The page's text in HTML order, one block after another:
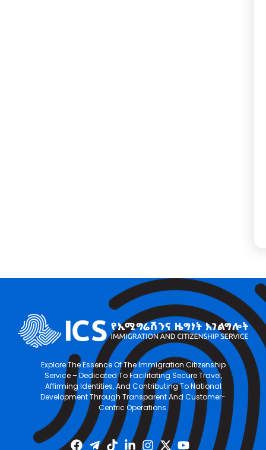
Explore The Essence Of The Immigration Citizenship
Service – Dedicated To Facilitating Secure Travel,
Affirming Identities, And Contributing To National
Development Through Transparent And Customer-
Centric Operations.